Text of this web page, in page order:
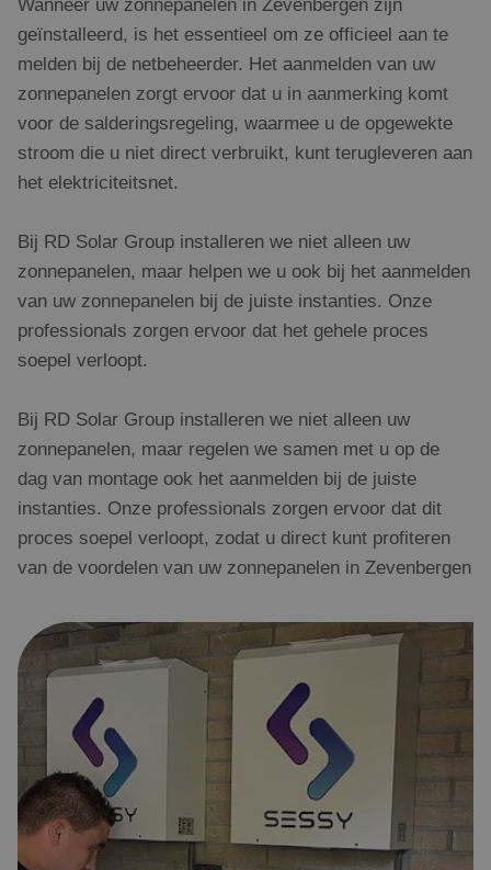
geïnstalleerd, is het essentieel om ze officieel aan te
melden bij de netbeheerder. Het aanmelden van uw
zonnepanelen zorgt ervoor dat u in aanmerking komt
voor de salderingsregeling, waarmee u de opgewekte
stroom die u niet direct verbruikt, kunt terugleveren aan
het elektriciteitsnet.
Bij RD Solar Group installeren we niet alleen uw
zonnepanelen, maar helpen we u ook bij het aanmelden
van uw zonnepanelen bij de juiste instanties. Onze
professionals zorgen ervoor dat het gehele proces
soepel verloopt.
Bij RD Solar Group installeren we niet alleen uw
zonnepanelen, maar regelen we samen met u op de
dag van montage ook het aanmelden bij de juiste
instanties. Onze professionals zorgen ervoor dat dit
proces soepel verloopt, zodat u direct kunt profiteren
van de voordelen van uw zonnepanelen in Zevenbergen